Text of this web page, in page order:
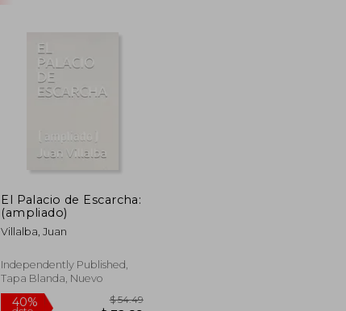
El Palacio de Escarcha:
(ampliado)
Villalba, Juan
Independently Published,
Tapa Blanda, Nuevo